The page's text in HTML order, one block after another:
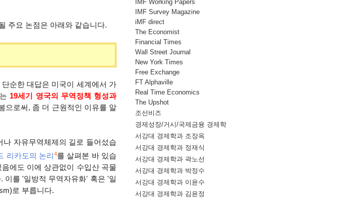
주요 논점은 아래와 같습니다.
순한 대답은 미국이 세계에서 가
19세기 영국의 무역정책 형성과
으로써, 좀 더 근원적인 이유를 알
자유무역체제의 길로 들어섰습
리카도의 논리4를 살펴본 바 있습
에도 이에 상관없이 수입산 곡물
이를 '일방적 무역자유화' 혹은 '일
로 부릅니다.
IMF Working Papers
IMF Survey Magazine
iMF direct
The Economist
Financial Times
Wall Street Journal
New York Times
Free Exchange
FT Alphaville
Real Time Economics
The Upshot
조선비즈
경제성장/거시/국제금융 경제학
서강대 경제학과 조장옥
서강대 경제학과 정재식
서강대 경제학과 곽노선
서강대 경제학과 박정수
서강대 경제학과 이윤수
서강대 경제학과 김윤정